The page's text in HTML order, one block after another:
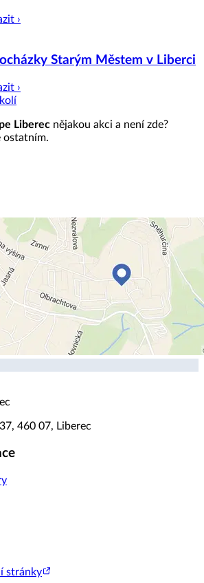
›
Starým Městem v Liberci
›
Liberec nějakou akci a není zde?
ostatním.
460 07, Liberec
stránky